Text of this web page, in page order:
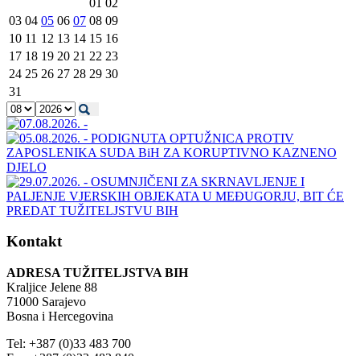
03 04 05 06 07 08 09
10 11 12 13 14 15 16
17 18 19 20 21 22 23
24 25 26 27 28 29 30
31
Kontakt
ADRESA TUŽITELJSTVA BIH
Kraljice Jelene 88
71000 Sarajevo
Bosna i Hercegovina
Tel: +387 (0)33 483 700